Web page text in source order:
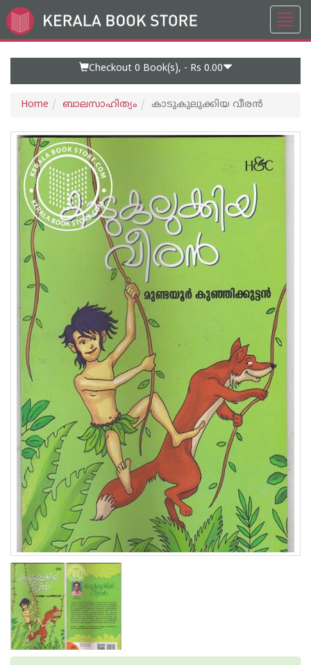
Go
to
Checkout 0 Book(s), - Rs 0.00
Home ബാലസാഹിത്യം കാടുകുലുക്കിയ വീരന്‍